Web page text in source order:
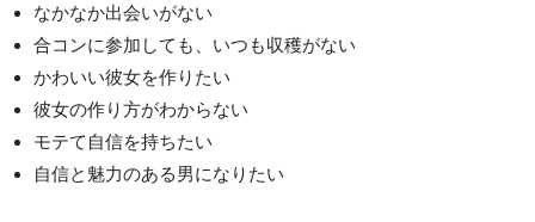
なかなか出会いがない
合コンに参加しても、いつも収穫がない
かわいい彼女を作りたい
彼女の作り方がわからない
モテて自信を持ちたい
自信と魅力のある男になりたい